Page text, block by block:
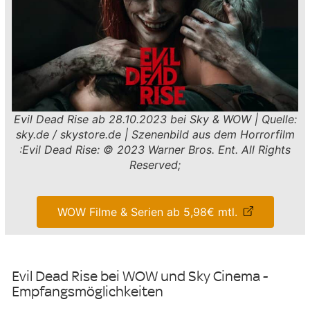
Evil Dead Rise ab 28.10.2023 bei Sky & WOW | Quelle:
sky.de / skystore.de | Szenenbild aus dem Horrorfilm
:Evil Dead Rise: © 2023 Warner Bros. Ent. All Rights
Reserved;
WOW Filme & Serien ab 5,98€ mtl.
Evil Dead Rise bei WOW und Sky Cinema -
Empfangsmöglichkeiten